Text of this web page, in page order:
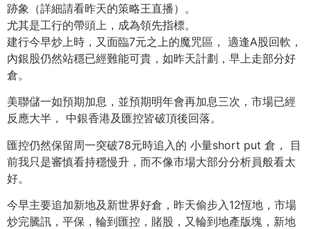
跡象（詳細請看昨天的策略王直播）。
尤其是工行的帶頭上，成為領先指標。
建行今早炒上時，又面臨7元之上的魔咒區， 適逢A股回軟，
內銀股仍然站穩已經難能可貴，如昨天計劃，早上走部分好
倉。
美聯儲一如預期加息，並預期明年會再加息三次，市場已經
反應大半， 中銀香港及匯控皆破頂後回落。
匯控仍然保留周一突破78元時追入的 小量short put 倉， 目
前我只是審慎看持穩慢升，而不像市場大部分分析員般看太
好。
今早主要追加新地及新世界好倉，昨天偷步入12恆地，市場
炒完騰訊，平保，輪到匯控，賭股，又輪到地產版塊，新地